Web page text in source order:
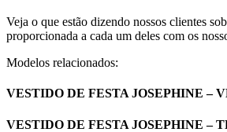
Veja o que estão dizendo nossos clientes
proporcionada a cada um deles com os
Modelos relacionados:
VESTIDO DE FESTA JOSEPHINE –
VESTIDO DE FESTA JOSEPHINE –